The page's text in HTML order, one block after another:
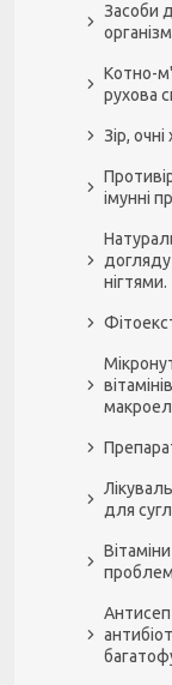
Засоби
Котно-
рухова
Зір,
імунні
нігтями.
для
проблем